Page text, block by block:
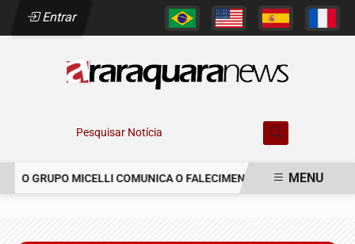
Entrar
Pesquisar Notícia
O GRUPO MICELLI COMUNICA O FALECIMENTO DO SR. MARCELO
MENU